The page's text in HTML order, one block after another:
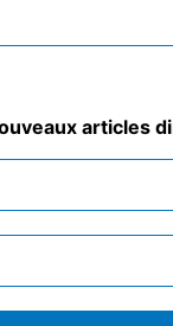
articles